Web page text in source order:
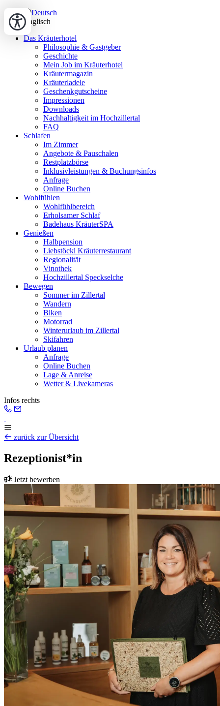
Deutsch
Englisch
Das Kräuterhotel
Philosophie & Gastgeber
Geschichte
Mein Job im Kräuterhotel
Kräutermagazin
Kräuterladele
Geschenkgutscheine
Impressionen
Downloads
Nachhaltigkeit im Hochzillertal
FAQ
Schlafen
Im Zimmer
Angebote & Pauschalen
Restplatzbörse
Inklusivleistungen & Buchungsinfos
Anfrage
Online Buchen
Wohlfühlen
Wohlfühlbereich
Erholsamer Schlaf
Badehaus KräuterSPA
Genießen
Halbpension
Liebstöckl Kräuterrestaurant
Regionalität
Vinothek
Hochzillertal Speckselche
Bewegen
Sommer im Zillertal
Wandern
Biken
Motorrad
Winterurlaub im Zillertal
Skifahren
Urlaub planen
Anfrage
Online Buchen
Lage & Anreise
Wetter & Livekameras
Infos rechts
zurück zur Übersicht
Rezeptionist*in
Jetzt bewerben